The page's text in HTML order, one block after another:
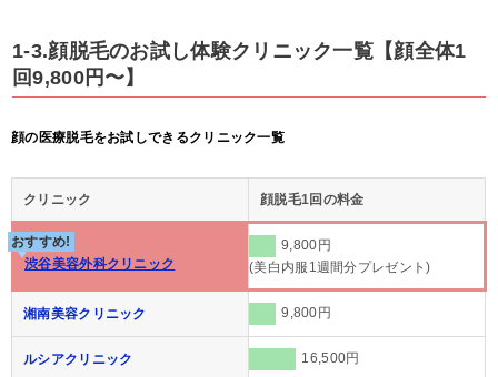
1-3.顔脱毛のお試し体験クリニック一覧【顔全体1
回9,800円〜】
顔の医療脱毛をお試しできるクリニック一覧
クリニック 顔脱毛1回の料金
おすすめ!
渋谷美容外科クリニック
9,800円
(美白内服1週間分プレゼント)
湘南美容クリニック 9,800円
ルシアクリニック 16,500円